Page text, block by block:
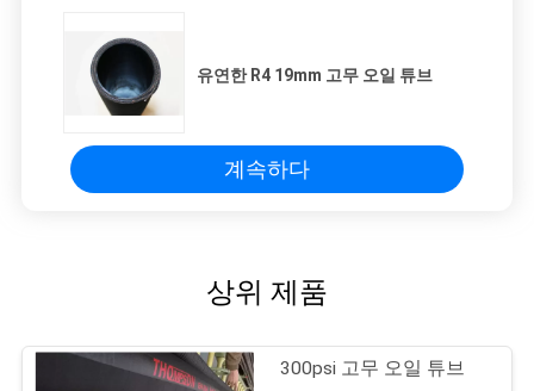
유연한 R4 19mm 고무 오일 튜브
계속하다
상위 제품
300psi 고무 오일 튜브